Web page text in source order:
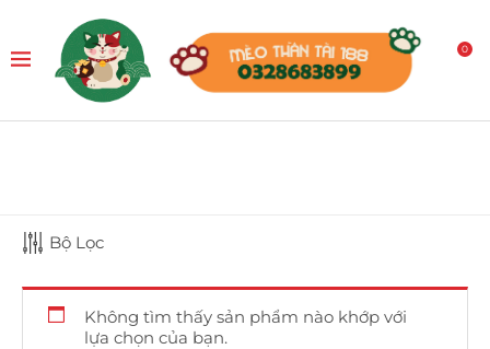
0
Bộ Lọc
Không tìm thấy sản phẩm nào khớp với
lựa chọn của bạn.